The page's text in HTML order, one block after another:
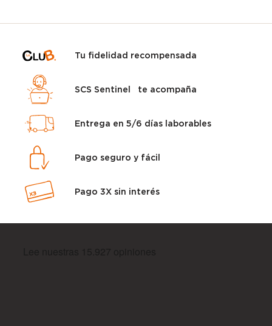
Tu fidelidad recompensada
SCS Sentinel te acompaña
Entrega en 5/6 días laborables
Pago seguro y fácil
Pago 3X sin interés